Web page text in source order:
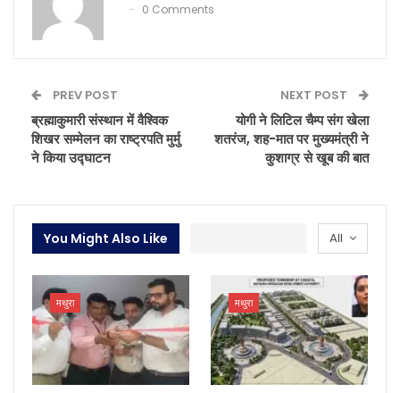
0 Comments
PREV POST
ब्रह्माकुमारी संस्थान में वैश्विक
शिखर सम्मेलन का राष्ट्रपति मुर्मु
ने किया उद्घाटन
NEXT POST
योगी ने लिटिल चैम्प संग खेला
शतरंज, शह-मात पर मुख्यमंत्री ने
कुशाग्र से खूब की बात
All
You Might Also Like
मथुरा मथुरा